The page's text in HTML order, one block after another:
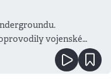
vojenské